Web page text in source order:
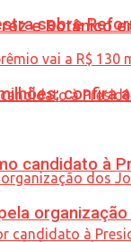
e Botânico
candidato à
sobre
confira